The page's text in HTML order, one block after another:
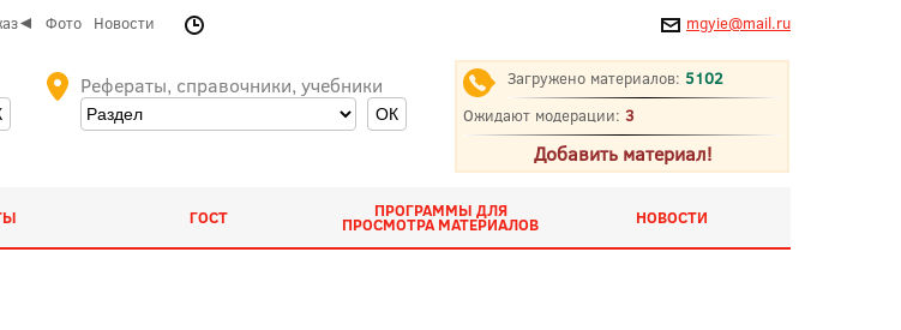
Фото Новости mgyie@mail.ru
Рефераты, справочники, учебники Загружено материалов: 5102
Ожидают модерации: 3
Добавить материал!
ГОСТ ПРОГРАММЫ ДЛЯ
ПРОСМОТРА МАТЕРИАЛОВ НОВОСТИ